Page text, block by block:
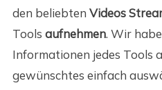
den beliebten Videos
Tools aufnehmen. Wir
Informationen jedes Tools
gewünschtes einfach